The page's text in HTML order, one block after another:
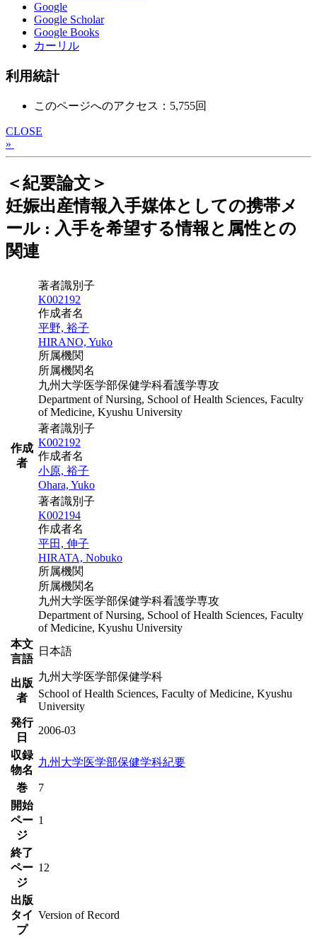
Google
Google Scholar
Google Books
カーリル
利用統計
このページへのアクセス：5,755回
CLOSE
»
＜紀要論文＞
妊娠出産情報入手媒体としての携帯メ
ール : 入手を希望する情報と属性との
関連
作成
者
著者識別子
K002192
作成者名
平野, 裕子
HIRANO, Yuko
所属機関
所属機関名
九州大学医学部保健学科看護学専攻
Department of Nursing, School of Health Sciences, Faculty
of Medicine, Kyushu University
著者識別子
K002192
作成者名
小原, 裕子
Ohara, Yuko
著者識別子
K002194
作成者名
平田, 伸子
HIRATA, Nobuko
所属機関
所属機関名
九州大学医学部保健学科看護学専攻
Department of Nursing, School of Health Sciences, Faculty
of Medicine, Kyushu University
本文
言語
日本語
出版
者
九州大学医学部保健学科
School of Health Sciences, Faculty of Medicine, Kyushu
University
発行
日
2006-03
収録
物名
九州大学医学部保健学科紀要
巻
7
開始
ペー
ジ
1
終了
ペー
ジ
12
出版
タイ
プ
Version of Record